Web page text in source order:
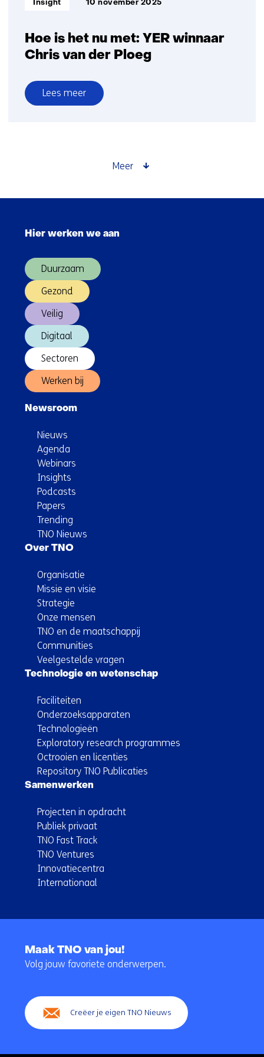
Hoe is het nu met: YER winnaar
Chris van der Ploeg
Insight 10 november 2025
Lees meer
over
van
Ploeg
Meer
Hier werken we aan
Duurzaam
Gezond
Veilig
Digitaal
Sectoren
Werken bij
Newsroom
Nieuws
Agenda
Webinars
Insights
Podcasts
Papers
Trending
TNO Nieuws
Over TNO
Organisatie
Missie en visie
Strategie
Onze mensen
TNO en de maatschappij
Communities
Veelgestelde vragen
Technologie en wetenschap
Faciliteiten
Onderzoeksapparaten
Technologieën
Exploratory research programmes
Octrooien en licenties
Repository TNO Publicaties
Samenwerken
Projecten in opdracht
Publiek privaat
TNO Fast Track
TNO Ventures
Innovatiecentra
Internationaal
navigatie
Maak TNO van jou!
Volg jouw favoriete onderwerpen.
Creëer je eigen TNO Nieuws